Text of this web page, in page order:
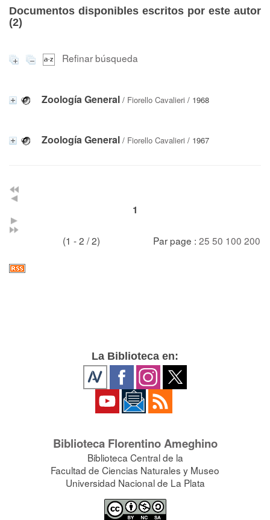
Documentos disponibles escritos por este autor
(2)
Refinar búsqueda
Zoología General / Fiorello Cavalieri / 1968
Zoología General / Fiorello Cavalieri / 1967
1
(1 - 2 / 2) Par page : 25 50 100 200
La Biblioteca en:
Biblioteca Florentino Ameghino
Biblioteca Central de la
Facultad de Ciencias Naturales y Museo
Universidad Nacional de La Plata